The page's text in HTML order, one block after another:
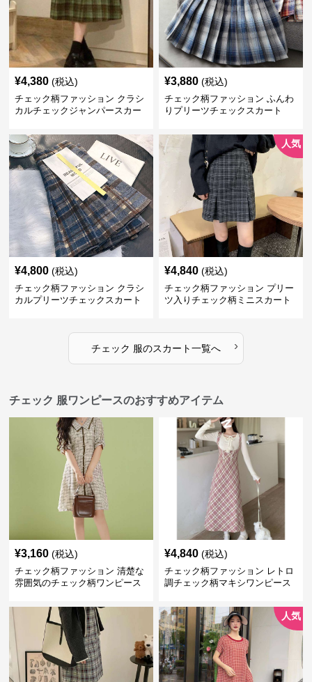
¥4,380 (税込)
チェック柄ファッション クラシ
カルチェックジャンパースカー
¥3,880 (税込)
チェック柄ファッション ふんわ
りプリーツチェックスカート
¥4,800 (税込)
チェック柄ファッション クラシ
カルプリーツチェックスカート
人気
¥4,840 (税込)
チェック柄ファッション プリー
ツ入りチェック柄ミニスカート
チェック 服のスカート一覧へ ›
チェック 服ワンピースのおすすめアイテム
¥3,160 (税込)
チェック柄ファッション 清楚な
雰囲気のチェック柄ワンピース
¥4,840 (税込)
チェック柄ファッション レトロ
調チェック柄マキシワンピース
人気